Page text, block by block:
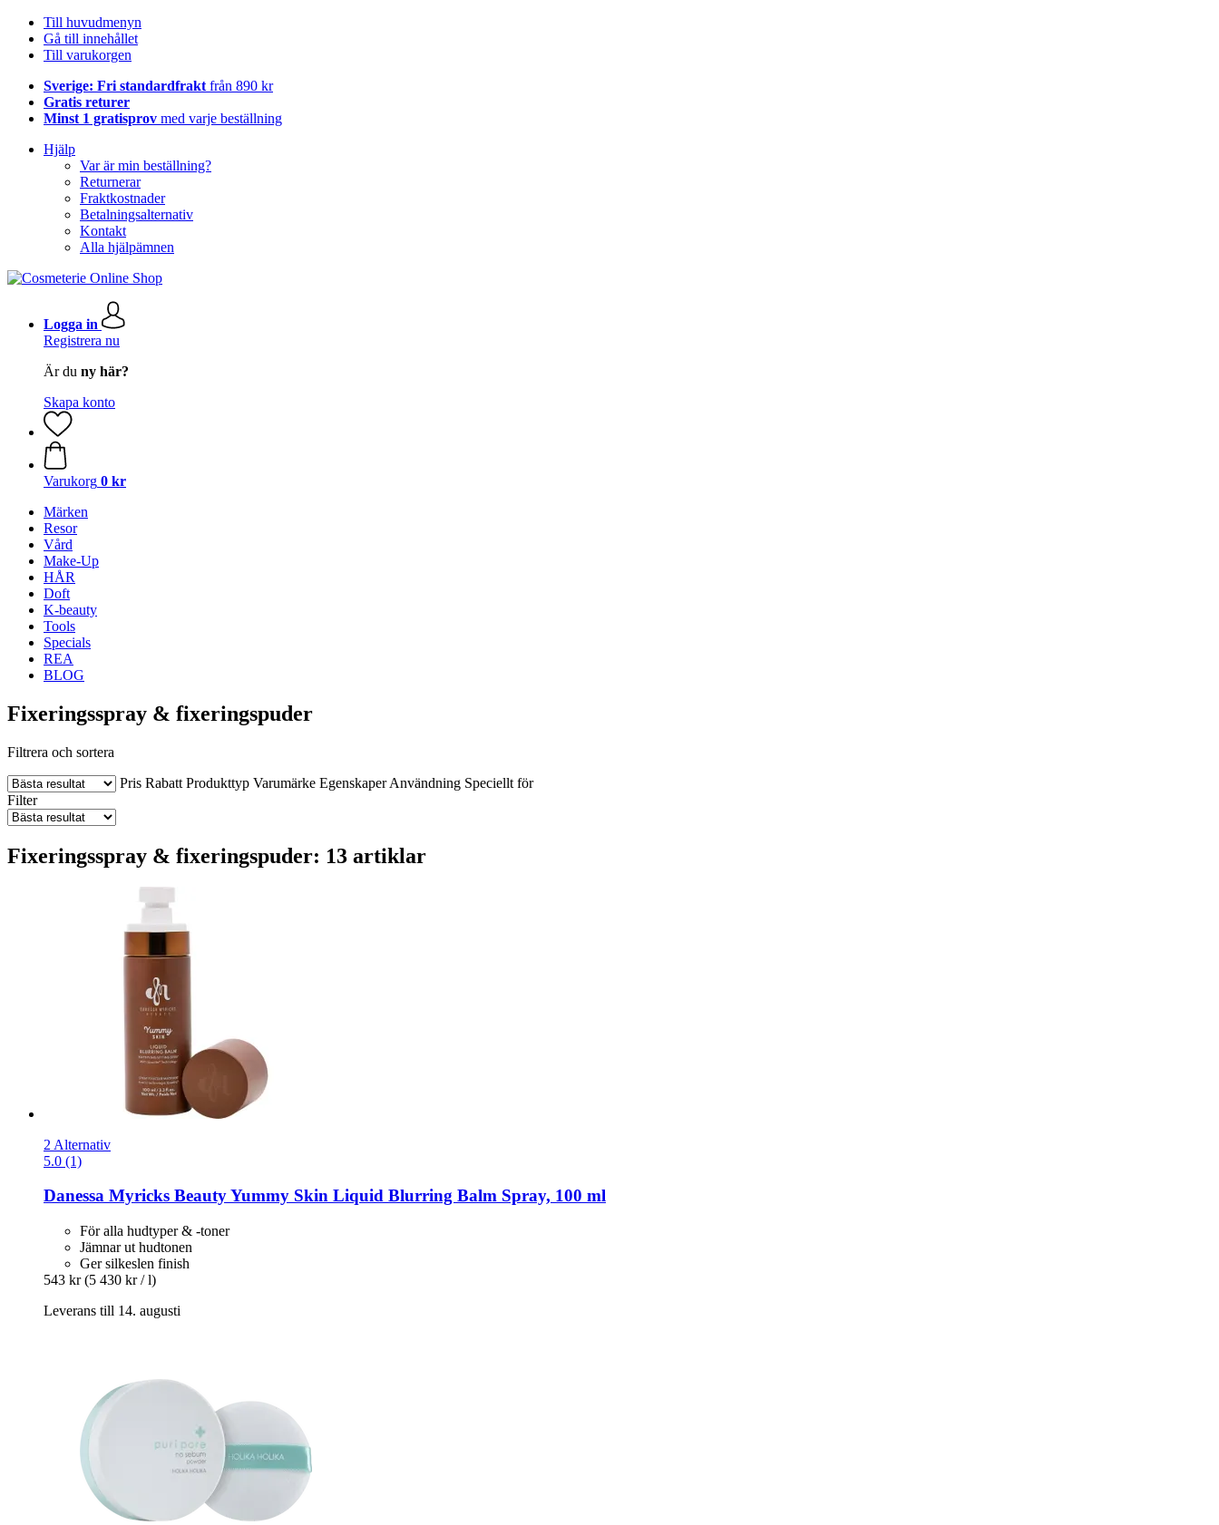
Till huvudmenyn
Gå till innehållet
Till varukorgen
Sverige: Fri standardfrakt från 890 kr
Gratis returer
Minst 1 gratisprov med varje beställning
Hjälp
Var är min beställning?
Returnerar
Fraktkostnader
Betalningsalternativ
Kontakt
Alla hjälpämnen
Logga in
Registrera nu
Är du ny här?
Skapa konto
Varukorg 0 kr
Märken
Resor
Vård
Make-Up
HÅR
Doft
K-beauty
Tools
Specials
REA
BLOG
Fixeringsspray & fixeringspuder
Filtrera och sortera
Pris Rabatt Produkttyp Varumärke Egenskaper Användning Speciellt för
Filter
Fixeringsspray & fixeringspuder: 13 artiklar
2 Alternativ
5.0 (1)
Danessa Myricks BeautyYummy Skin Liquid Blurring Balm Spray, 100 ml
För alla hudtyper & -toner
Jämnar ut hudtonen
Ger silkeslen finish
543 kr (5 430 kr / l)
Leverans till 14. augusti